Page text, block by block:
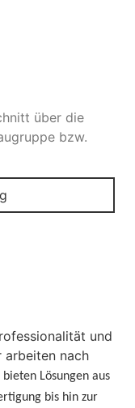
über die
bzw.
und
arbeiten nach
Lösungen aus
bis hin zur